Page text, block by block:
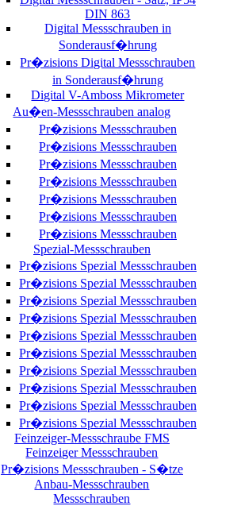
DIN 863
Digital Messschrauben in
Sonderausf�hrung
Pr�zisions Digital Messschrauben
in Sonderausf�hrung
Digital V-Amboss Mikrometer
Au�en-Messschrauben analog
Pr�zisions Messschrauben
Pr�zisions Messschrauben
Pr�zisions Messschrauben
Pr�zisions Messschrauben
Pr�zisions Messschrauben
Pr�zisions Messschrauben
Pr�zisions Messschrauben
Spezial-Messschrauben
Pr�zisions Spezial Messschrauben
Pr�zisions Spezial Messschrauben
Pr�zisions Spezial Messschrauben
Pr�zisions Spezial Messschrauben
Pr�zisions Spezial Messschrauben
Pr�zisions Spezial Messschrauben
Pr�zisions Spezial Messschrauben
Pr�zisions Spezial Messschrauben
Pr�zisions Spezial Messschrauben
Pr�zisions Spezial Messschrauben
Feinzeiger-Messschraube FMS
Feinzeiger Messschrauben
Pr�zisions Messschrauben - S�tze
Anbau-Messschrauben
Messschrauben